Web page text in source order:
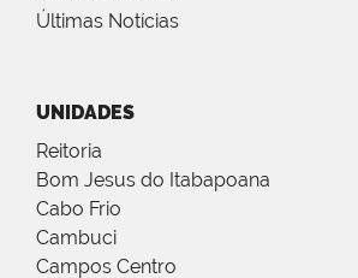
Últimas Notícias
UNIDADES
Reitoria
Bom Jesus do Itabapoana
Cabo Frio
Cambuci
Campos Centro